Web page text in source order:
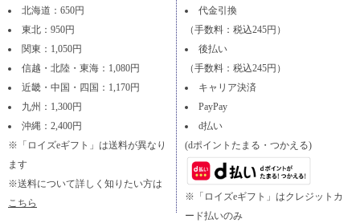
北海道：650円
東北：950円
関東：1,050円
信越・北陸・東海：1,080円
近畿・中国・四国：1,170円
九州：1,300円
沖縄：2,400円
※「ロイズeギフト」は送料が異なり
ます
※送料について詳しく知りたい方は
こちら
代金引換
（手数料：税込245円）
後払い
（手数料：税込245円）
キャリア決済
PayPay
d払い
(dポイントたまる・つかえる)
※「ロイズeギフト」はクレジットカ
ード払いのみ